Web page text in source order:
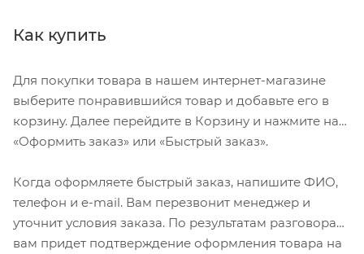
Как купить
Для покупки товара в нашем интернет-магазине
выберите понравившийся товар и добавьте его в
корзину. Далее перейдите в Корзину и нажмите на
«Оформить заказ» или «Быстрый заказ».
Когда оформляете быстрый заказ, напишите ФИО,
телефон и e-mail. Вам перезвонит менеджер и
уточнит условия заказа. По результатам разговора
вам придет подтверждение оформления товара на